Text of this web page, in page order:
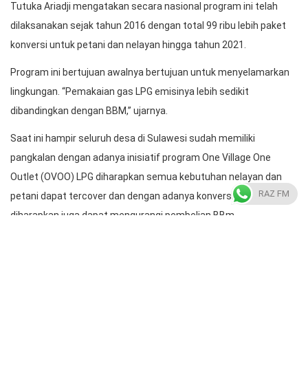
Tutuka Ariadji mengatakan secara nasional program ini telah
dilaksanakan sejak tahun 2016 dengan total 99 ribu lebih paket
konversi untuk petani dan nelayan hingga tahun 2021.
Program ini bertujuan awalnya bertujuan untuk menyelamarkan
lingkungan. “Pemakaian gas LPG emisinya lebih sedikit
dibandingkan dengan BBM,” ujarnya.
Saat ini hampir seluruh desa di Sulawesi sudah memiliki
pangkalan dengan adanya inisiatif program One Village One
Outlet (OVOO) LPG diharapkan semua kebutuhan nelayan dan
petani dapat tercover dan dengan adanya konversi BBM ke LPG
diharapkan juga dapat mengurangi pembelian BBm
RAZ FM